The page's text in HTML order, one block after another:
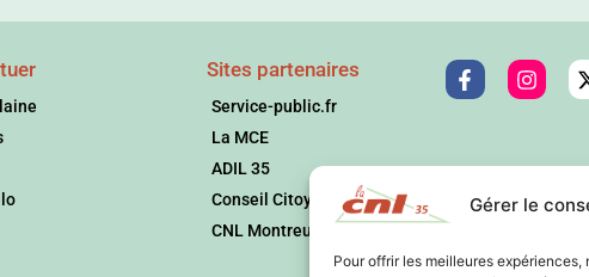
Gérer le
Pour offrir les meilleures
Sites partenaires
Service-public.fr
La MCE
ADIL 35
Conseil Citoyen
CNL Montreuil